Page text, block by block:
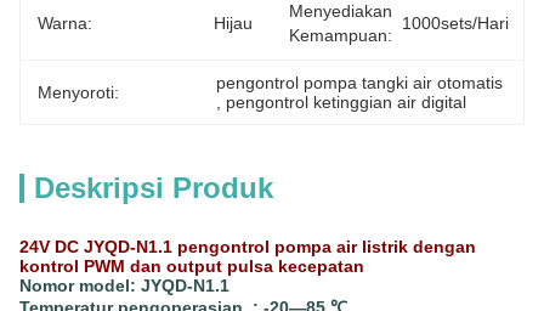
Warna: Hijau
Menyediakan
Kemampuan:
1000sets/hari
Menyoroti:
pengontrol pompa tangki air otomatis
pengontrol ketinggian air digital
Deskripsi Produk
24V DC JYQD-N1.1 pengontrol pompa air listrik dengan
kontrol PWM dan output pulsa kecepatan
Nomor model: JYQD-N1.1